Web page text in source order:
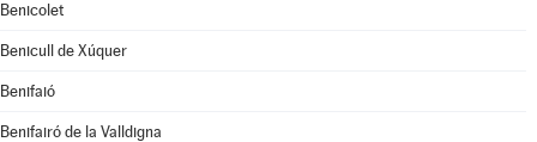
Benicolet
Benicull de Xúquer
Benifaió
Benifairó de la Valldigna